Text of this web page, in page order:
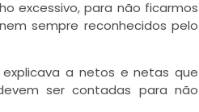
excessivo, para não ficarmos
sempre reconhecidos pelo
explicava a netos e netas que
ser contadas para não